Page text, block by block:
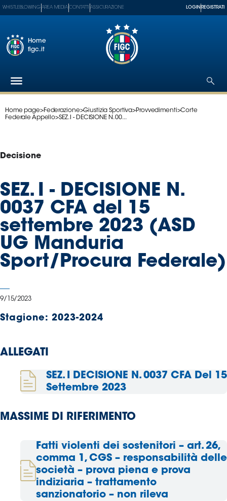
Federazione
Tecnici
Paralimpico
Serie
A
Women
Serie
B
Femminile
Museo
Calcio
delle
Assicurazione
Cerca
Area
WHISTLEBLOWING AREA MEDIA CONTATTI ASSICURAZIONE LOGIN REGISTRATI
Home
figc.it
Home page>Federazione>Giustizia Sportiva>Provvedimenti>Corte
Federale Appello>SEZ. I - DECISIONE N. 00...
Decisione
SEZ. I - DECISIONE N.
0037 CFA del 15
settembre 2023 (ASD
UG Manduria
Sport/Procura Federale)
9/15/2023
Stagione: 2023-2024
ALLEGATI
SEZ. I DECISIONE N. 0037 CFA Del 15
Settembre 2023
MASSIME DI RIFERIMENTO
Fatti violenti dei sostenitori – art. 26,
comma 1, CGS – responsabilità delle
società – prova piena e prova
indiziaria – trattamento
sanzionatorio – non rileva